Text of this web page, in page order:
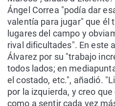
Ángel Correa "podía dar
valentía para jugar" que él
lugares del campo y
rival dificultades". En este
Álvarez por su "trabajo
todos lados; en
el costado, etc.", añadió.
por la izquierda, y creo
como a sentir cada vez